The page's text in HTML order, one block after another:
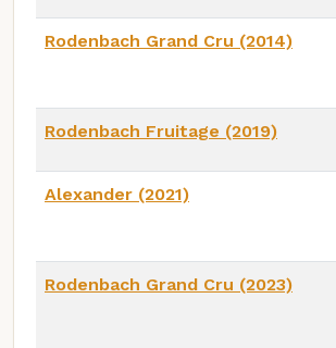
Rodenbach Grand Cru (2014)
Rodenbach Fruitage (2019)
Alexander (2021)
Rodenbach Grand Cru (2023)